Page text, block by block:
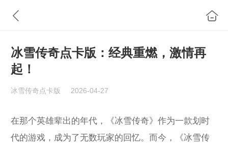
冰雪传奇点卡版：经典重燃，激情再
起！
冰雪传奇点卡版 2026-04-27
在那个英雄辈出的年代，《冰雪传奇》作为一款划时
代的游戏，成为了无数玩家的回忆。而今，《冰雪传